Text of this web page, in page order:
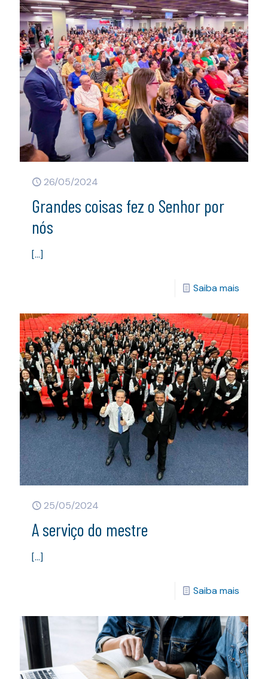
26/05/2024
Grandes coisas fez o Senhor por
nós
[…]
Saiba mais
25/05/2024
A serviço do mestre
[…]
Saiba mais